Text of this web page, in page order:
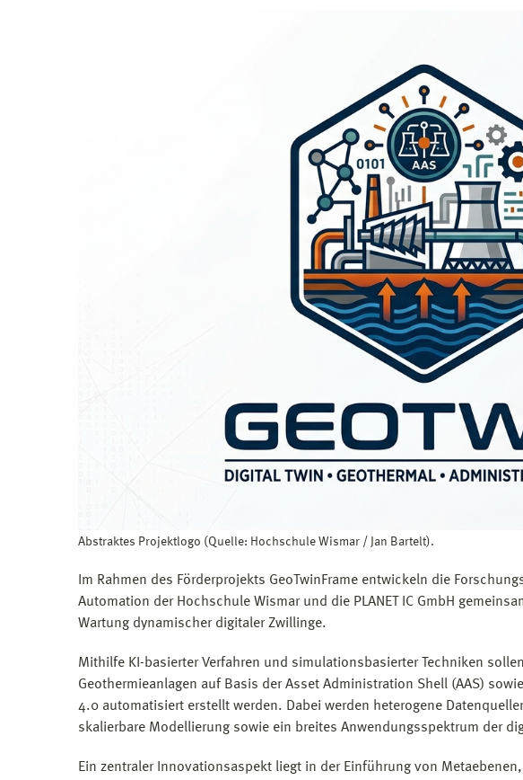
Abstraktes Projektlogo (Quelle: Hochschule Wismar / Jan Bartelt).
Im Rahmen des Förderprojekts GeoTwinFrame entwickeln die
Automation der Hochschule Wismar und die PLANET IC GmbH
Wartung dynamischer digitaler Zwillinge.
Mithilfe KI-basierter Verfahren und simulationsbasierter Techniken
Geothermieanlagen auf Basis der Asset Administration Shell (AAS)
4.0 automatisiert erstellt werden. Dabei werden heterogene
skalierbare Modellierung sowie ein breites Anwendungsspektrum der
Ein zentraler Innovationsaspekt liegt in der Einführung von